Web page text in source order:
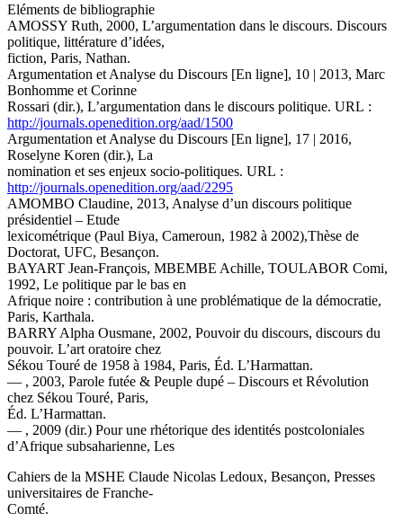
Eléments de bibliographie
AMOSSY Ruth, 2000, L’argumentation dans le discours. Discours
politique, littérature d’idées,
fiction, Paris, Nathan.
Argumentation et Analyse du Discours [En ligne], 10 | 2013, Marc
Bonhomme et Corinne
Rossari (dir.), L’argumentation dans le discours politique. URL :
http://journals.openedition.org/aad/1500
Argumentation et Analyse du Discours [En ligne], 17 | 2016,
Roselyne Koren (dir.), La
nomination et ses enjeux socio-politiques. URL :
http://journals.openedition.org/aad/2295
AMOMBO Claudine, 2013, Analyse d’un discours politique
présidentiel – Etude
lexicométrique (Paul Biya, Cameroun, 1982 à 2002),Thèse de
Doctorat, UFC, Besançon.
BAYART Jean-François, MBEMBE Achille, TOULABOR Comi,
1992, Le politique par le bas en
Afrique noire : contribution à une problématique de la démocratie,
Paris, Karthala.
BARRY Alpha Ousmane, 2002, Pouvoir du discours, discours du
pouvoir. L’art oratoire chez
Sékou Touré de 1958 à 1984, Paris, Éd. L’Harmattan.
— , 2003, Parole futée & Peuple dupé – Discours et Révolution
chez Sékou Touré, Paris,
Éd. L’Harmattan.
— , 2009 (dir.) Pour une rhétorique des identités postcoloniales
d’Afrique subsaharienne, Les
Cahiers de la MSHE Claude Nicolas Ledoux, Besançon, Presses
universitaires de Franche-
Comté.